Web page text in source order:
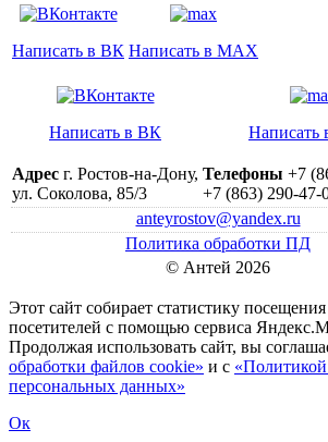
Написать в ВК Написать в MAX
Написать в ВК Написать
Адрес г. Ростов-на-Дону,
ул. Соколова, 85/3
Телефоны +7
+7 (863) 290-47-
anteyrostov@yandex.ru
Политика обработки ПД
© Антей 2026
Этот сайт собирает статистику
посетителей c помощью сервиса
Продолжая использовать сайт, вы
обработки файлов cookie» и с
персональных данных»
Ок